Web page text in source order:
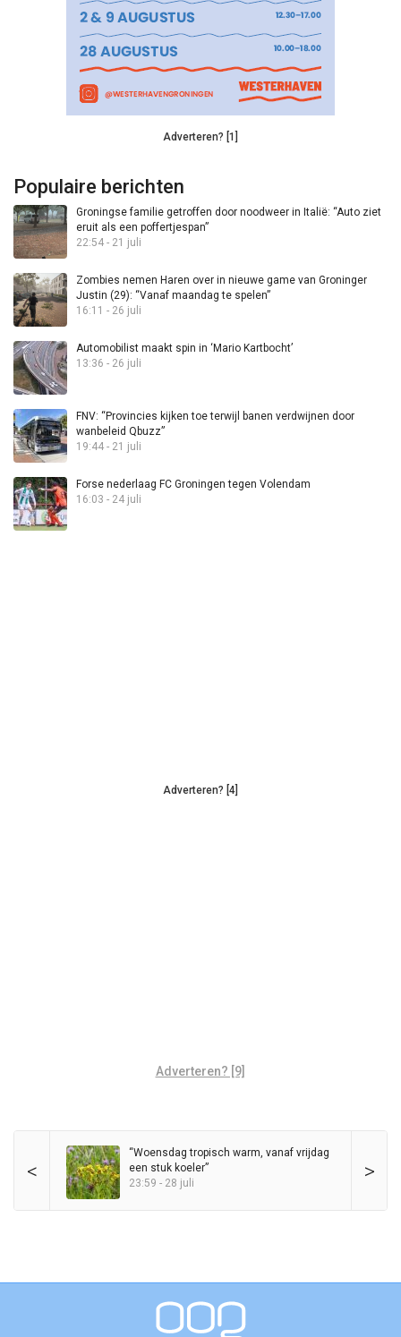
Adverteren? [1]
Populaire berichten
Groningse familie getroffen door noodweer in Italië: “Auto ziet
eruit als een poffertjespan”
22:54 - 21 juli
Zombies nemen Haren over in nieuwe game van Groninger
Justin (29): “Vanaf maandag te spelen”
16:11 - 26 juli
Automobilist maakt spin in ‘Mario Kartbocht’
13:36 - 26 juli
FNV: “Provincies kijken toe terwijl banen verdwijnen door
wanbeleid Qbuzz”
19:44 - 21 juli
Forse nederlaag FC Groningen tegen Volendam
16:03 - 24 juli
Adverteren? [4]
Adverteren? [9]
< >
“Woensdag tropisch warm, vanaf vrijdag
een stuk koeler”
23:59 - 28 juli